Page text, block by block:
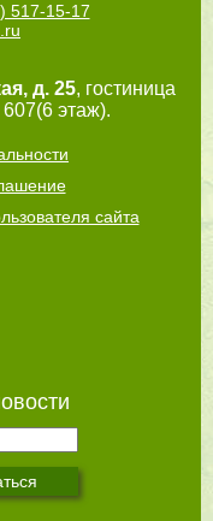
517-15-17
д. 25, гостиница
этаж).
сайта